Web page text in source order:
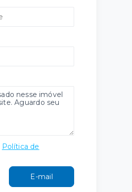
Política de
E-mail